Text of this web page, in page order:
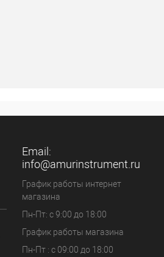
Email:
info@amurinstrument.ru
График работы интернет
магазина
Пн-Пт: с 9:00 до 18:00
График работы магазина
Пн-Пт : с 09:00 до 18:00